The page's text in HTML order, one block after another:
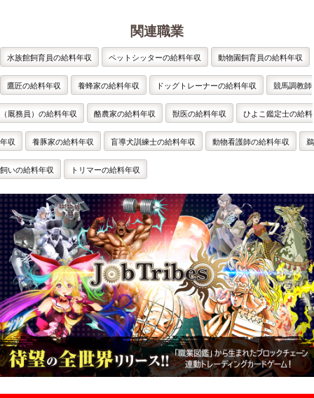
関連職業
水族館飼育員の給料年収 ペットシッターの給料年収 動物園飼育員の給料年収
鷹匠の給料年収 養蜂家の給料年収 ドッグトレーナーの給料年収 競馬調教師
（厩務員）の給料年収 酪農家の給料年収 獣医の給料年収 ひよこ鑑定士の給料
年収 養豚家の給料年収 盲導犬訓練士の給料年収 動物看護師の給料年収 鵜
飼いの給料年収 トリマーの給料年収